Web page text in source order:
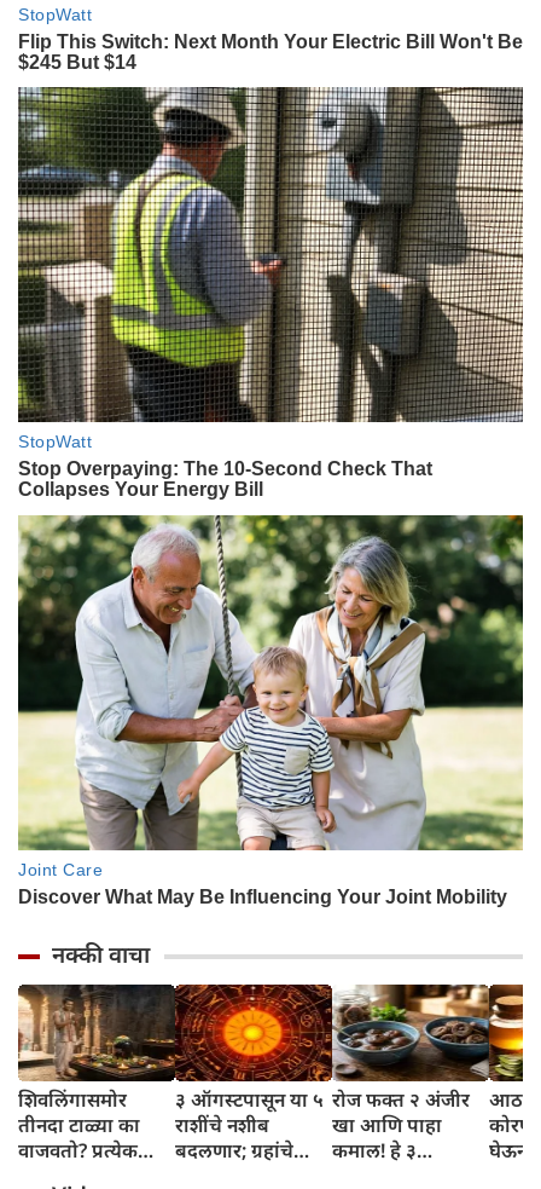
नक्की वाचा
शिवलिंगासमोर
तीनदा टाळ्या का
वाजवतो? प्रत्येक
३ ऑगस्टपासून या ५
राशींचे नशीब
बदलणार; ग्रहांचे
रोज फक्त २ अंजीर
खा आणि पाहा
कमाल! हे ३
घेऊन